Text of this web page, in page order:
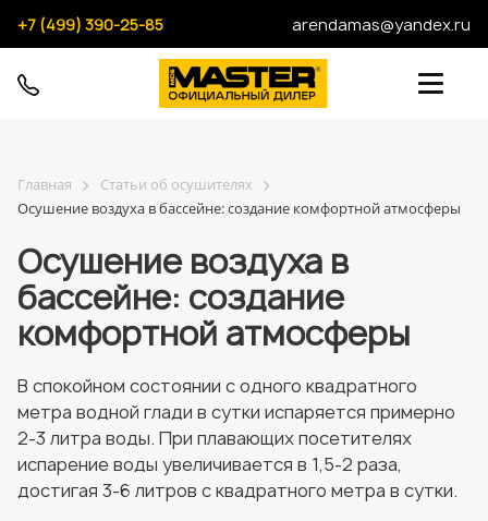
+7 (499) 390-25-85 arendamas@yandex.ru
Главная
Статьи об осушителях
Осушение воздуха в бассейне: создание комфортной атмосферы
Осушение воздуха в
бассейне: создание
комфортной атмосферы
В спокойном состоянии с одного квадратного
метра водной глади в сутки испаряется примерно
2-3 литра воды. При плавающих посетителях
испарение воды увеличивается в 1,5-2 раза,
достигая 3-6 литров с квадратного метра в сутки.